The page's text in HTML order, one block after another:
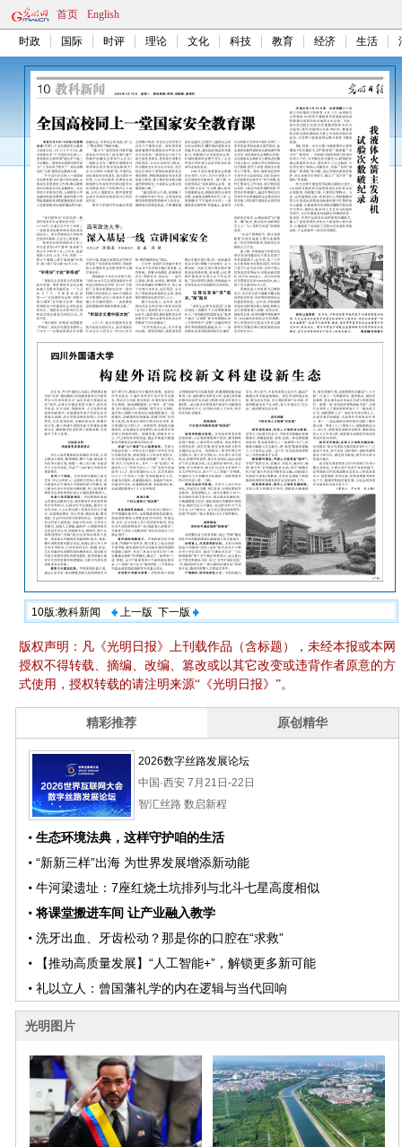
首页 English
时政 国际 时评 理论 文化 科技 教育 经济 生活
10版:教科新闻 上一版 下一版
版权声明：凡《光明日报》上刊载作品（含标题），未经本报或本网
授权不得转载、摘编、改编、篡改或以其它改变或违背作者原意的方
式使用，授权转载的请注明来源“《光明日报》”。